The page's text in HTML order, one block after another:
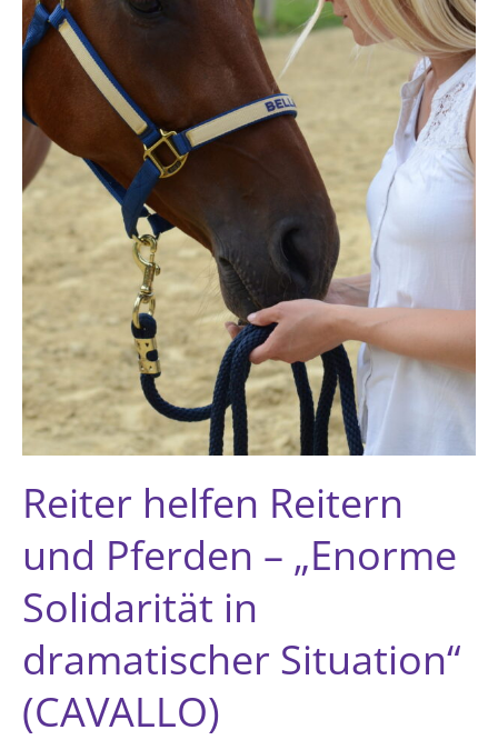
Reiter helfen Reitern
und Pferden – „Enorme
Solidarität in
dramatischer Situation“
(CAVALLO)